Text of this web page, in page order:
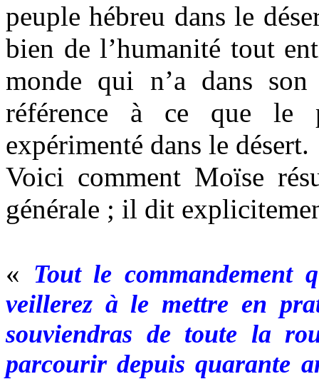
peuple hébreu dans le
bien de l’humanité tout
monde qui n’a dans
référence à ce que le
expérimenté dans le désert.
Voici comment Moïse
générale ; il dit
« Tout le commandement
veillerez à le mettre en
souviendras de toute la
parcourir depuis quarante